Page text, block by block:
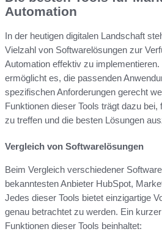
Automation
In der heutigen digitalen Landschaft
Vielzahl von Softwarelösungen zur
Automation effektiv zu
ermöglicht es, die passenden
spezifischen Anforderungen gerecht
Funktionen dieser Tools trägt dazu
zu treffen und die besten Lösungen
Vergleich von Softwarelösungen
Beim Vergleich verschiedener
bekanntesten Anbieter HubSpot,
Jedes dieser Tools bietet einzigartige
genau betrachtet zu werden. Ein
Funktionen dieser Tools beinhaltet: